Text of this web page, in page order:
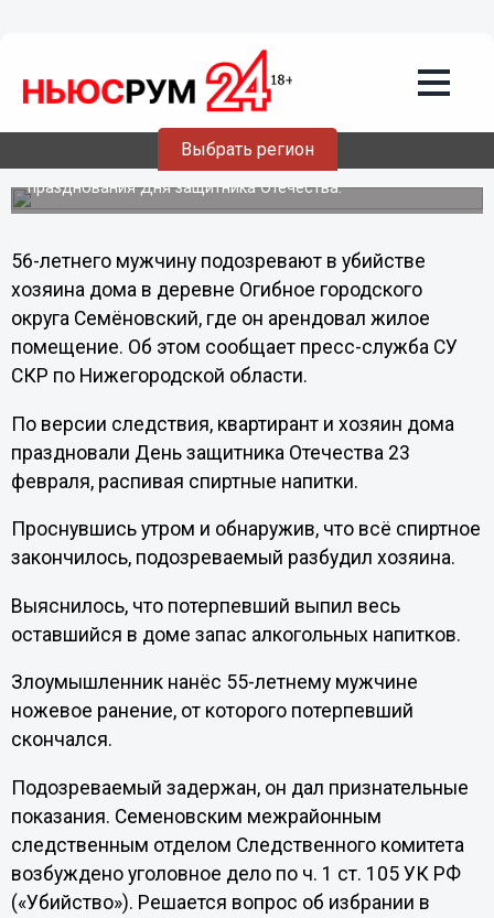
Выбрать регион
Пожилого квартиранта подозревают в
убийстве хозяина дома в
Нижегородской области
Погибший выпил остатки спиртного, оставшегося после
празднования Дня защитника Отечества.
56-летнего мужчину подозревают в убийстве
хозяина дома в деревне Огибное городского
округа Семёновский, где он арендовал жилое
помещение. Об этом сообщает пресс-служба СУ
СКР по Нижегородской области.
По версии следствия, квартирант и хозяин дома
праздновали День защитника Отечества 23
февраля, распивая спиртные напитки.
Проснувшись утром и обнаружив, что всё спиртное
закончилось, подозреваемый разбудил хозяина.
Выяснилось, что потерпевший выпил весь
оставшийся в доме запас алкогольных напитков.
Злоумышленник нанёс 55-летнему мужчине
ножевое ранение, от которого потерпевший
скончался.
Подозреваемый задержан, он дал признательные
показания. Семеновским межрайонным
следственным отделом Следственного комитета
возбуждено уголовное дело по ч. 1 ст. 105 УК РФ
(«Убийство»). Решается вопрос об избрании в